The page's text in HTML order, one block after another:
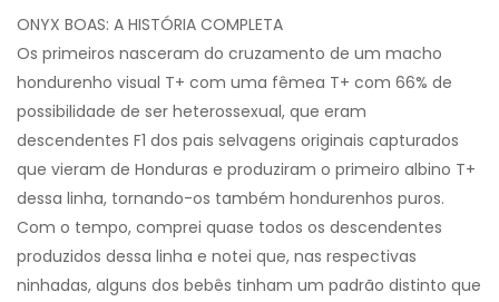
ONYX BOAS: A HISTÓRIA COMPLETA
Os primeiros nasceram do cruzamento de um macho
hondurenho visual T+ com uma fêmea T+ com 66% de
possibilidade de ser heterossexual, que eram
descendentes F1 dos pais selvagens originais capturados
que vieram de Honduras e produziram o primeiro albino T+
dessa linha, tornando-os também hondurenhos puros.
Com o tempo, comprei quase todos os descendentes
produzidos dessa linha e notei que, nas respectivas
ninhadas, alguns dos bebês tinham um padrão distinto que